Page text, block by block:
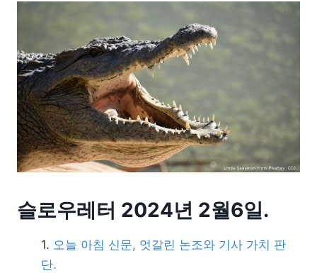
슬로우레터 2024년 2월6일.
오늘 아침 신문, 엇갈린 논조와 기사 가치 판
단.